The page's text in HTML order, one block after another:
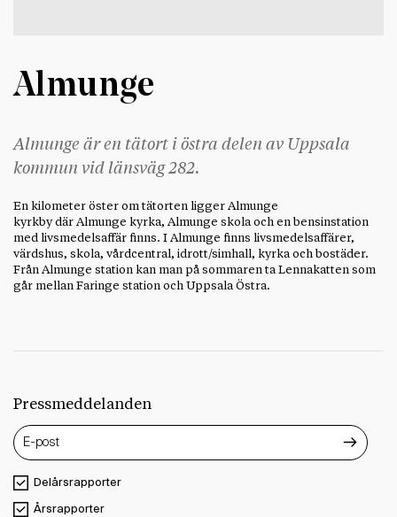
Almunge
Almunge är en tätort i östra delen av Uppsala
kommun vid länsväg 282.
En kilometer öster om tätorten ligger Almunge
kyrkby där Almunge kyrka, Almunge skola och en bensinstation
med livsmedelsaffär finns. I Almunge finns livsmedelsaffärer,
värdshus, skola, vårdcentral, idrott/simhall, kyrka och bostäder.
Från Almunge station kan man på sommaren ta Lennakatten som
går mellan Faringe station och Uppsala Östra.
Pressmeddelanden
Delårsrapporter
Årsrapporter